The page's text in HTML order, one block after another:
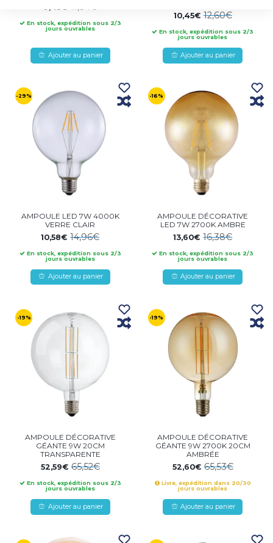
11,34€
En stock, expédition sous 2/3
jours ouvrables
Ajouter au panier
10,45€12,60€
En stock, expédition sous 2/3
jours ouvrables
Ajouter au panier
-29%
AMPOULE LED 7W 4000K
VERRE CLAIR
10,58€14,96€
En stock, expédition sous 2/3
jours ouvrables
Ajouter au panier
-16%
AMPOULE DÉCORATIVE
LED 7W 2700K AMBRE
13,60€16,38€
En stock, expédition sous 2/3
jours ouvrables
Ajouter au panier
-19%
AMPOULE DÉCORATIVE
GÉANTE 9W 20CM
TRANSPARENTE
52,59€65,52€
En stock, expédition sous 2/3
jours ouvrables
Ajouter au panier
-19%
AMPOULE DÉCORATIVE
GÉANTE 9W 2700K 20CM
AMBRÉE
52,60€65,53€
Livre, expédition dans 20/30
jours ouvrables
Ajouter au panier